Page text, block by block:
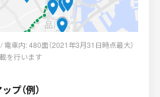
車内: 480面（2021年3月31日時点最大）
を行います
プ（例）